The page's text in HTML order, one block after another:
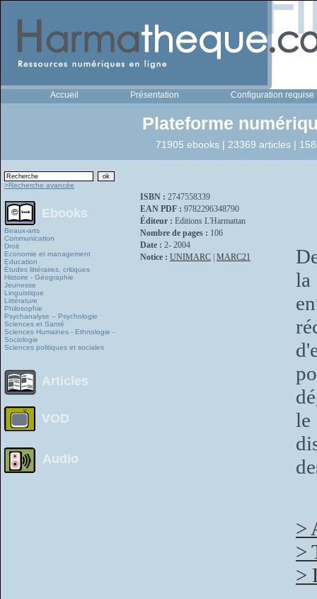
Accueil Présentation Configuration requise
Plateforme
71905 ebooks | 23369 articles |
>Recherche avancée
Ebooks
Beaux-arts
Communication
Droit
Economie et management
Education
Études littéraires, critiques
Histoire - Géographie
Jeunesse
Linguistique
Littérature
Philosophie
Psychanalyse – Psychologie
Sciences et Santé
Sciences Humaines - Ethnologie -
Sociologie
Sciences politiques et sociales
Articles
VOD
Audio
ISBN : 2747558339
EAN PDF : 9782296348790
Éditeur : Editions L'Harmattan
Nombre de pages : 106
Date : 2- 2004
Notice : UNIMARC MARC21
la
le
>
>
>